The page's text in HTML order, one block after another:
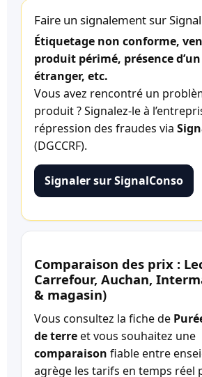
Faire un signalement sur
Étiquetage non conforme,
produit périmé, présence
étranger, etc.
Vous avez rencontré un
produit ? Signalez-le à
répression des fraudes via
(DGCCRF).
Signaler sur SignalConso
Comparaison des prix :
Carrefour, Auchan,
& magasin)
Vous consultez la fiche de
de terreet vous souhaitez une
comparaison fiable entre
agrège les tarifs en temps réel